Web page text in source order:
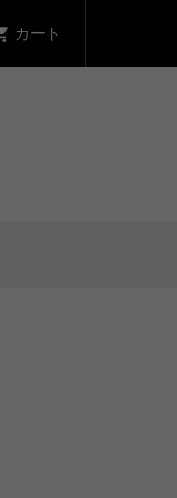
カート